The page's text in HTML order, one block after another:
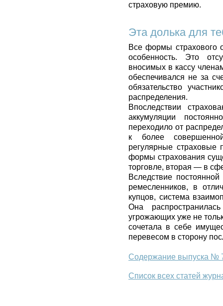
страховую премию.
Эта долька для
Все формы страхового
особенность. Это
вносимых в кассу
обеспечивался не за
обязательство
распределения.
Впоследствии
аккумуляции
переходило от
к более
регулярные
формы страхования
торговле, вторая — в
Вследствие
ремесленников, в
купцов, система
Она
угрожающих уже не
сочетала в себе
перевесом в сторону
Содержание выпуска №
Список всех статей